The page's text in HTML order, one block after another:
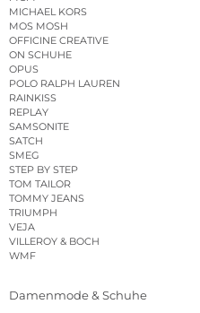
MICHAEL KORS
MOS MOSH
OFFICINE CREATIVE
ON SCHUHE
OPUS
POLO RALPH LAUREN
RAINKISS
REPLAY
SAMSONITE
SATCH
SMEG
STEP BY STEP
TOM TAILOR
TOMMY JEANS
TRIUMPH
VEJA
VILLEROY & BOCH
WMF
Damenmode & Schuhe